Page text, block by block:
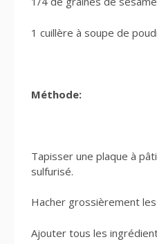
1 cuillère à soupe de
Méthode:
Tapisser une plaque à
sulfurisé.
Hacher grossièrement les
Ajouter tous les